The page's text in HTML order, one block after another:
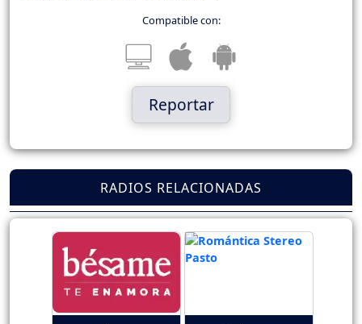
Compatible con:
Reportar
RADIOS RELACIONADAS